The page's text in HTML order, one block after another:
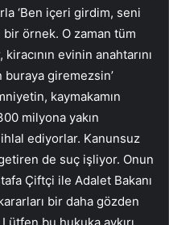
‘Ben içeri girdim, seni
bir örnek. O zaman tüm
evinin anahtarını
buraya giremezsin’
kaymakamın
milyona yakın
ediyorlar. Kanunsuz
de suç işliyor. Onun
Çiftçi ile Adalet Bakanı
bir daha gözden
bu hukuka aykırı